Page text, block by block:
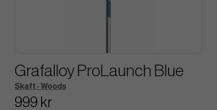
Grafalloy ProLaunch Blue
Skaft - Woods
999 kr